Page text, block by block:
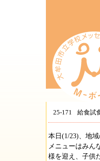
25-171 給食試
本日(1/23)、地
メニューはみん
様を迎え、子供